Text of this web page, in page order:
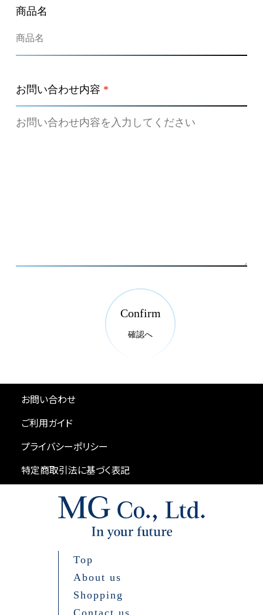
商品名
お問い合わせ内容 *
Confirm
確認へ
お問い合わせ
ご利用ガイド
プライバシーポリシー
特定商取引法に基づく表記
Top
About us
Shopping
Contact us